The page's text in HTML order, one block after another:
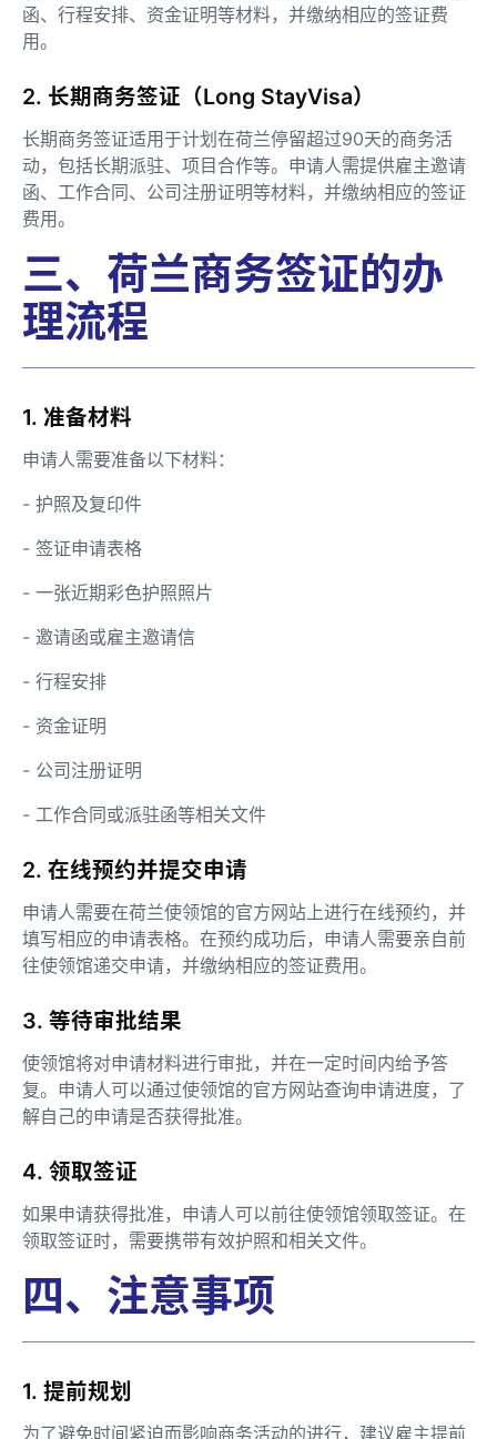
函、行程安排、资金证明等材料，并缴纳相应的签证费
用。
2. 长期商务签证（Long StayVisa）
长期商务签证适用于计划在荷兰停留超过90天的商务活
动，包括长期派驻、项目合作等。申请人需提供雇主邀请
函、工作合同、公司注册证明等材料，并缴纳相应的签证
费用。
三、荷兰商务签证的办
理流程
1. 准备材料
申请人需要准备以下材料：
- 护照及复印件
- 签证申请表格
- 一张近期彩色护照照片
- 邀请函或雇主邀请信
- 行程安排
- 资金证明
- 公司注册证明
- 工作合同或派驻函等相关文件
2. 在线预约并提交申请
申请人需要在荷兰使领馆的官方网站上进行在线预约，并
填写相应的申请表格。在预约成功后，申请人需要亲自前
往使领馆递交申请，并缴纳相应的签证费用。
3. 等待审批结果
使领馆将对申请材料进行审批，并在一定时间内给予答
复。申请人可以通过使领馆的官方网站查询申请进度，了
解自己的申请是否获得批准。
4. 领取签证
如果申请获得批准，申请人可以前往使领馆领取签证。在
领取签证时，需要携带有效护照和相关文件。
四、注意事项
1. 提前规划
为了避免时间紧迫而影响商务活动的进行，建议雇主提前